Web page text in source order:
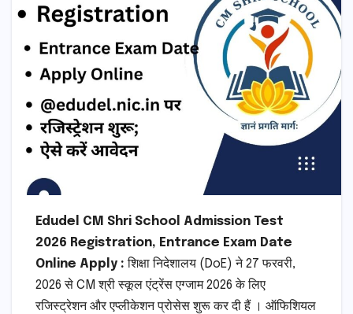
Edudel CM Shri School Admission Test
2026 Registration, Entrance Exam Date
Online Apply :शिक्षा निदेशालय (DoE) ने 27 फरवरी,
2026 से CM श्री स्कूल एंट्रेंस एग्जाम 2026 के लिए
रजिस्ट्रेशन और एप्लीकेशन प्रोसेस शुरू कर दी हैं । ऑफिशियल